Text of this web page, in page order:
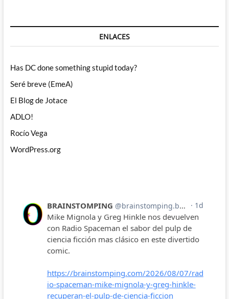
ENLACES
Has DC done something stupid today?
Seré breve (EmeA)
El Blog de Jotace
ADLO!
Rocío Vega
WordPress.org